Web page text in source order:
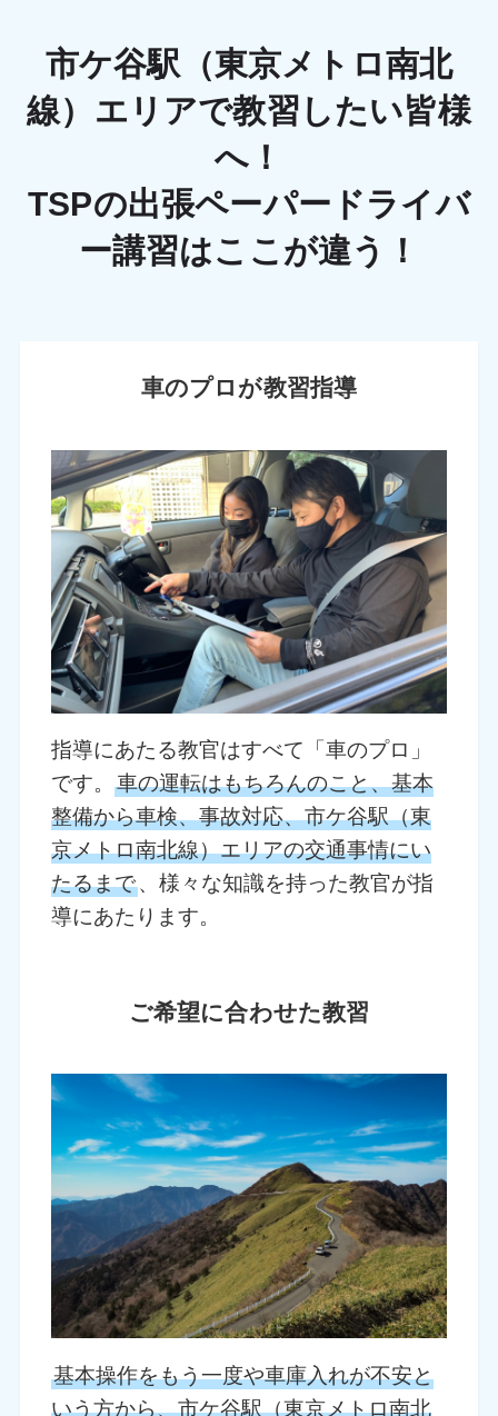
市ケ谷駅（東京メトロ南北
線）エリアで教習したい皆様
へ！
TSPの出張ペーパードライバ
ー講習はここが違う！
車のプロが教習指導
指導にあたる教官はすべて「車のプロ」
です。車の運転はもちろんのこと、基本
整備から車検、事故対応、市ケ谷駅（東
京メトロ南北線）エリアの交通事情にい
たるまで、様々な知識を持った教官が指
導にあたります。
ご希望に合わせた教習
基本操作をもう一度や車庫入れが不安と
いう方から、市ケ谷駅（東京メトロ南北